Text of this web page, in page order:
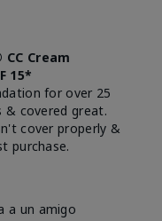
Cream
15*
for over 25
& covered great.
cover properly &
purchase.
a un amigo